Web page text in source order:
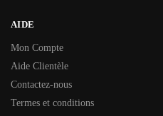
AIDE
Mon Compte
Aide Clientèle
Contactez-nous
Termes et conditions